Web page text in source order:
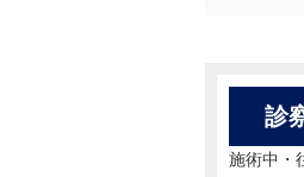
診
施術中・